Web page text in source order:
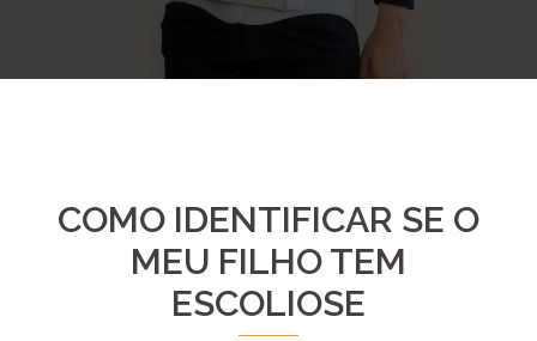
COMO IDENTIFICAR SE O
MEU FILHO TEM
ESCOLIOSE